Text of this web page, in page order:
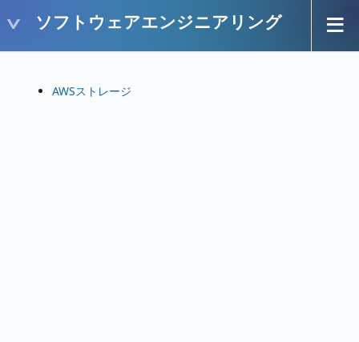
ソフトウェアエンジニアリング
AWSストレージ